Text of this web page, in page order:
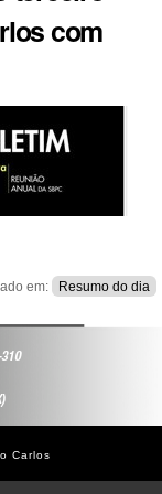
com
em: Resumo do dia
Carlos